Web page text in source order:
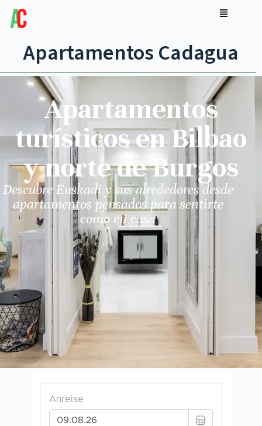
Apartamentos Cadagua
Apartamentos
turísticos en Bilbao
y norte de Burgos
Descubre Euskadi y sus alrededores desde
apartamentos pensados para sentirte
como en casa